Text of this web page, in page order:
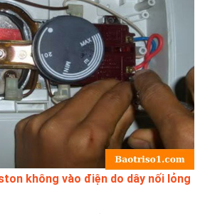
không vào điện do dây nối lỏng